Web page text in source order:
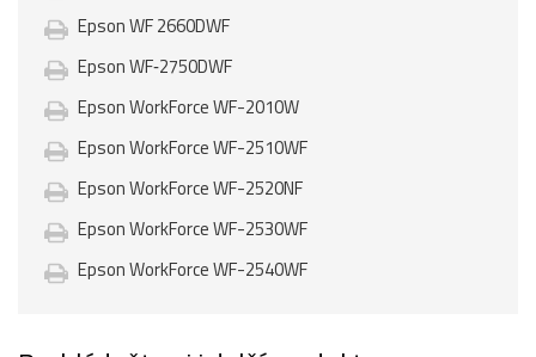
Epson WF 2660DWF
Epson WF‑2750DWF
Epson WorkForce WF-2010W
Epson WorkForce WF-2510WF
Epson WorkForce WF-2520NF
Epson WorkForce WF-2530WF
Epson WorkForce WF-2540WF